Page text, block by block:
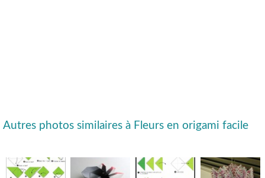
Autres photos similaires à Fleurs en origami facile